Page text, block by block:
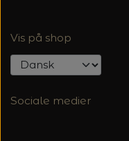
Vis på shop
Sociale medier